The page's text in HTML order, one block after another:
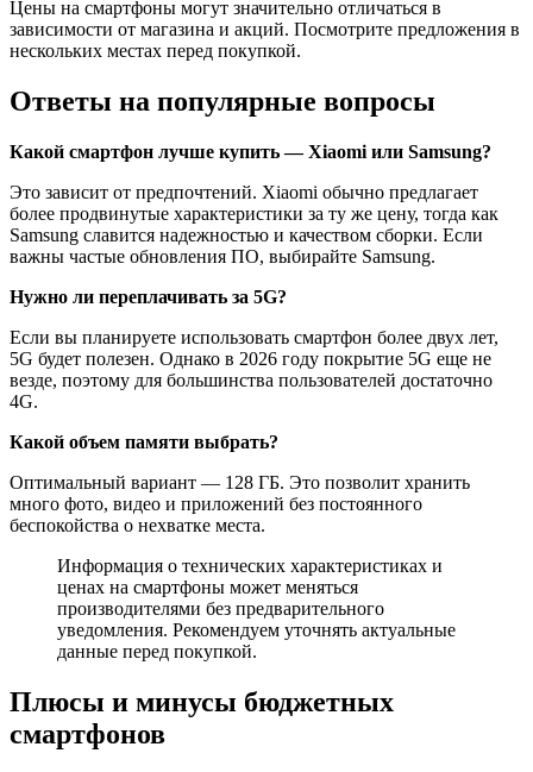
Цены на смартфоны могут значительно отличаться в
зависимости от магазина и акций. Посмотрите предложения в
нескольких местах перед покупкой.
Ответы на популярные вопросы
Какой смартфон лучше купить — Xiaomi или Samsung?
Это зависит от предпочтений. Xiaomi обычно предлагает
более продвинутые характеристики за ту же цену, тогда как
Samsung славится надежностью и качеством сборки. Если
важны частые обновления ПО, выбирайте Samsung.
Нужно ли переплачивать за 5G?
Если вы планируете использовать смартфон более двух лет,
5G будет полезен. Однако в 2026 году покрытие 5G еще не
везде, поэтому для большинства пользователей достаточно
4G.
Какой объем памяти выбрать?
Оптимальный вариант — 128 ГБ. Это позволит хранить
много фото, видео и приложений без постоянного
беспокойства о нехватке места.
Информация о технических характеристиках и
ценах на смартфоны может меняться
производителями без предварительного
уведомления. Рекомендуем уточнять актуальные
данные перед покупкой.
Плюсы и минусы бюджетных
смартфонов